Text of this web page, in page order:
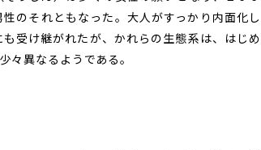
のそれともなった。大人がすっかり内面化し
受け継がれたが、かれらの生態系は、はじめ
々異なるようである。